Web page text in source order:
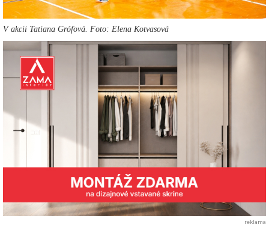
V akcii Tatiana Grófová. Foto: Elena Kotvasová
reklama